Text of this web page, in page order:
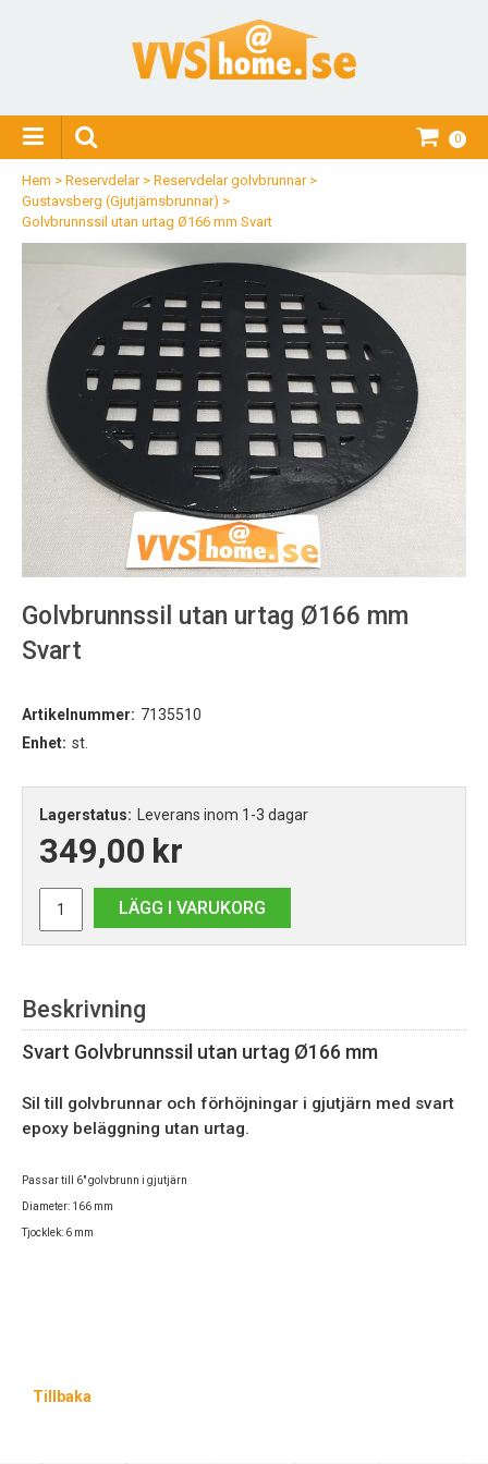
0
Hem > Reservdelar> Reservdelar golvbrunnar>
Gustavsberg (Gjutjärnsbrunnar) >
Golvbrunnssil utan urtag Ø166 mm Svart
Golvbrunnssil utan urtag Ø166 mm
Svart
Artikelnummer: 7135510
Enhet: st.
Lagerstatus: Leverans inom 1-3 dagar
349,00 kr
LÄGG I VARUKORG
Beskrivning
Svart Golvbrunnssil utan urtag Ø166 mm
Sil till golvbrunnar och förhöjningar i gjutjärn med svart
epoxy beläggning utan urtag.
Passartill 6" golvbrunn i gjutjärn
Diameter: 166 mm
Tjocklek: 6 mm
Tillbaka